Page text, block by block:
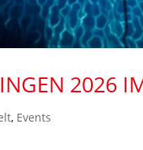
2026
, Events